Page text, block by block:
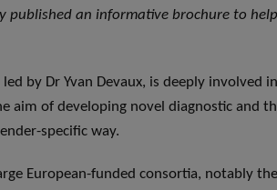
published an informative brochure to
by Dr Yvan Devaux, is deeply
aim of developing novel diagnostic and
specific way.
European-funded consortia, notably the